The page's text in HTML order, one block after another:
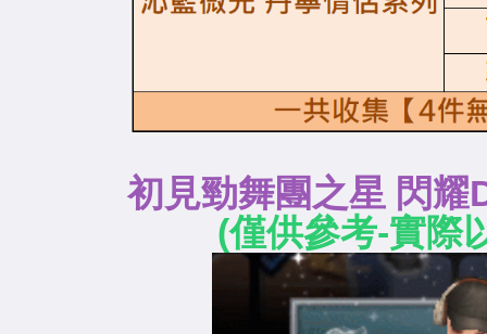
初見勁舞團之星 閃耀
(僅供參考-實際